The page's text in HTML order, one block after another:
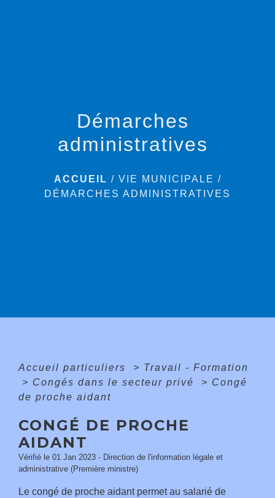
Démarches
administratives
ACCUEIL / VIE MUNICIPALE /
DÉMARCHES ADMINISTRATIVES
Accueil particuliers > Travail - Formation
> Congés dans le secteur privé > Congé
de proche aidant
CONGÉ DE PROCHE
AIDANT
Vérifié le 01 Jan 2023 - Direction de l'information légale et
administrative (Première ministre)
Le congé de proche aidant permet au salarié de